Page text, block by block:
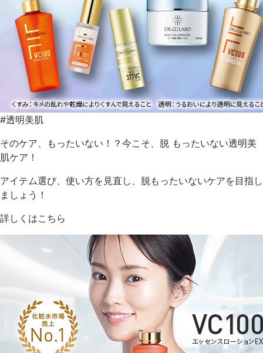
#透明美肌
そのケア、もったいない！？今こそ、脱 もったいない透明美
肌ケア！
アイテム選び、使い方を見直し、脱もったいないケアを目指し
ましょう！
詳しくはこちら